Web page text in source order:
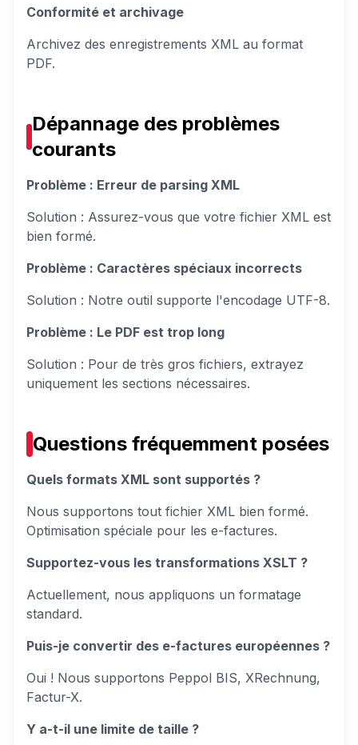
Conformité et archivage
Archivez des enregistrements XML au format
PDF.
Dépannage des problèmes
courants
Problème : Erreur de parsing XML
Solution : Assurez-vous que votre fichier XML est
bien formé.
Problème : Caractères spéciaux incorrects
Solution : Notre outil supporte l'encodage UTF-8.
Problème : Le PDF est trop long
Solution : Pour de très gros fichiers, extrayez
uniquement les sections nécessaires.
Questions fréquemment posées
Quels formats XML sont supportés ?
Nous supportons tout fichier XML bien formé.
Optimisation spéciale pour les e-factures.
Supportez-vous les transformations XSLT ?
Actuellement, nous appliquons un formatage
standard.
Puis-je convertir des e-factures européennes ?
Oui ! Nous supportons Peppol BIS, XRechnung,
Factur-X.
Y a-t-il une limite de taille ?